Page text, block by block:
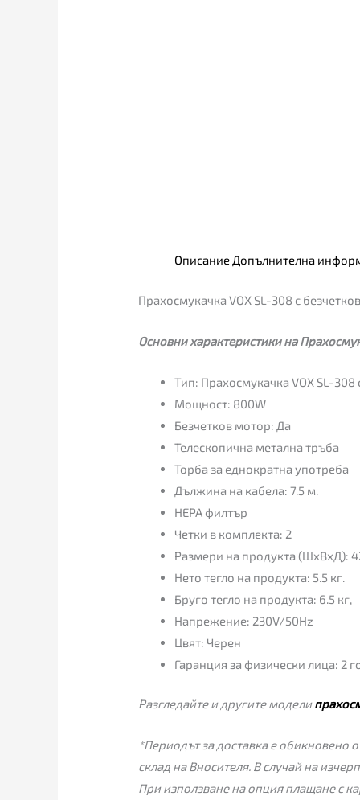
Описание Допълнителна
Прахосмукачка VOX SL-308 с
Основни характеристики на
Тип: Прахосмукачка VOX SL-308
Мощност: 800W
Безчетков мотор: Да
Телескопична метална тръба
Торба за еднократна употреба
Дължина на кабела: 7.5 м.
HEPA филтър
Четки в комплекта: 2
Размери на продукта (ШхВхД):
Нето тегло на продукта: 5.5 кг.
Бруго тегло на продукта: 6.5 кг,
Напрежение: 230V/50Hz
Цвят: Черен
Гаранция за физически лица: 2
Разгледайте и другите модели
*Периодът за доставка е обикновено
склад на Вносителя. В случай на
При използване на опция плащане с